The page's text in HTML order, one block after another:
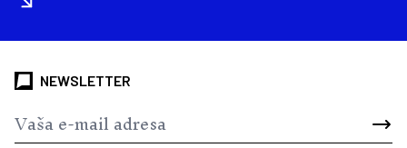
NEWSLETTER